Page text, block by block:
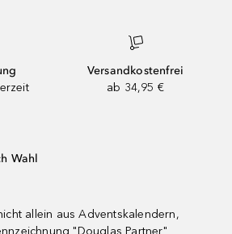
Versandkostenfrei
ab 34,95 €
Wahl
allein aus Adventskalendern,
"Douglas Partner"